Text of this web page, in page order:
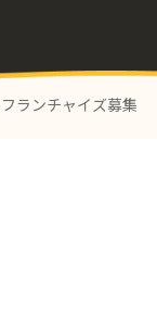
フランチャイズ募集